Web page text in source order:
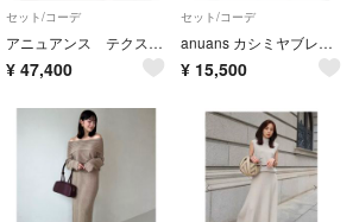
セット/コーデ
アニュアンス テクスチャー ジレ ワイドパンツ セットアップ
¥ 47,400
セット/コーデ
anuans カシミヤブレンドニット カーディガン（IVORY）
¥ 15,500